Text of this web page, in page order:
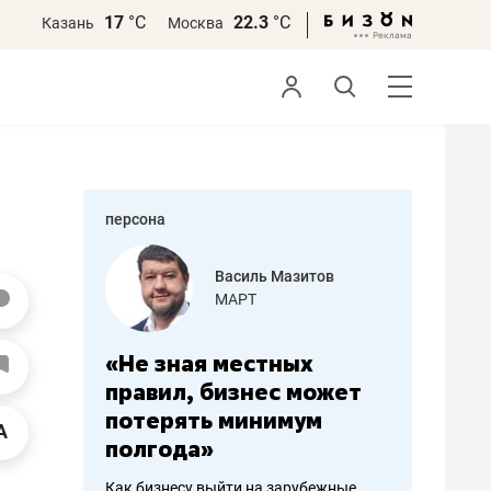
Казань 17 °С Москва 22.3 °С
персона
работа
Василь Мазитов
МАРТ
«Не зная местных
правил, бизнес может
потерять минимум
полгода»